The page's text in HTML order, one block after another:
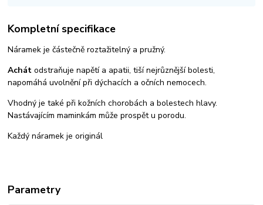
Kompletní specifikace
Náramek je částečně roztažitelný a pružný.
Achát odstraňuje napětí a apatii, tiší nejrůznější bolesti,
napomáhá uvolnění při dýchacích a očních nemocech.
Vhodný je také při kožních chorobách a bolestech hlavy.
Nastávajícím maminkám může prospět u porodu.
Každý náramek je originál
Parametry